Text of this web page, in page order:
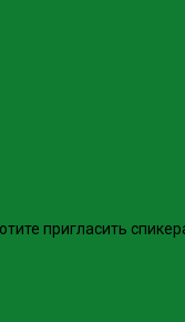
пригласить